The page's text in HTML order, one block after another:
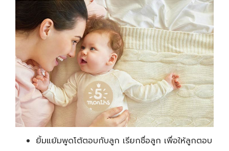
ยิ้มแย้มพูดโต้ตอบกับลูก เรียกชื่อลูก เพื่อให้ลูกตอบ